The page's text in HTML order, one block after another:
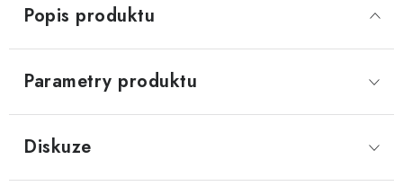
SUŠENÉ OVOCE / MERUŇKY SÍŘENÉ / MERUŇKY
LYOFILIZOVANÉ OVOCE / MANGO
LYOFILIZOVANÉ OVOCE / JAHODY
Popis produktu
Parametry produktu
Diskuze